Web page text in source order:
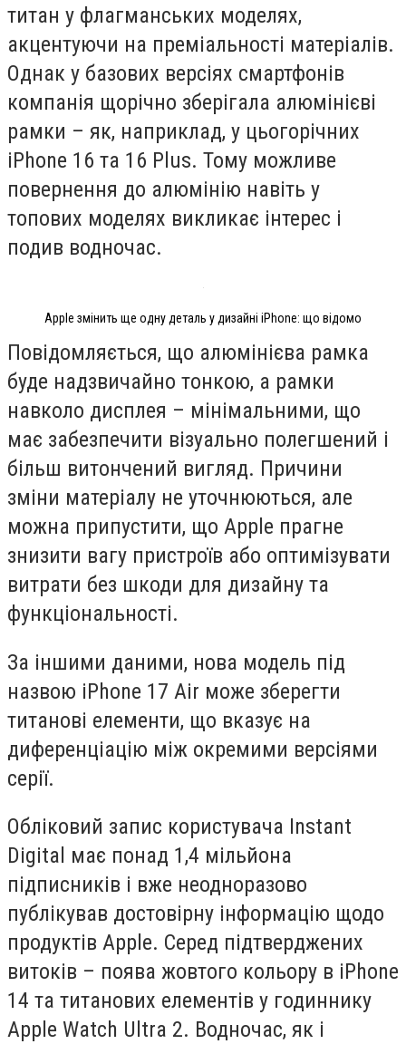
титан у флагманських моделях,
акцентуючи на преміальності матеріалів.
Однак у базових версіях смартфонів
компанія щорічно зберігала алюмінієві
рамки – як, наприклад, у цьогорічних
iPhone 16 та 16 Plus. Тому можливе
повернення до алюмінію навіть у
топових моделях викликає інтерес і
подив водночас.
Apple змінить ще одну деталь у дизайні iPhone: що відомо
Повідомляється, що алюмінієва рамка
буде надзвичайно тонкою, а рамки
навколо дисплея – мінімальними, що
має забезпечити візуально полегшений і
більш витончений вигляд. Причини
зміни матеріалу не уточнюються, але
можна припустити, що Apple прагне
знизити вагу пристроїв або оптимізувати
витрати без шкоди для дизайну та
функціональності.
За іншими даними, нова модель під
назвою iPhone 17 Air може зберегти
титанові елементи, що вказує на
диференціацію між окремими версіями
серії.
Обліковий запис користувача Instant
Digital має понад 1,4 мільйона
підписників і вже неодноразово
публікував достовірну інформацію щодо
продуктів Apple. Серед підтверджених
витоків – поява жовтого кольору в iPhone
14 та титанових елементів у годиннику
Apple Watch Ultra 2. Водночас, як і